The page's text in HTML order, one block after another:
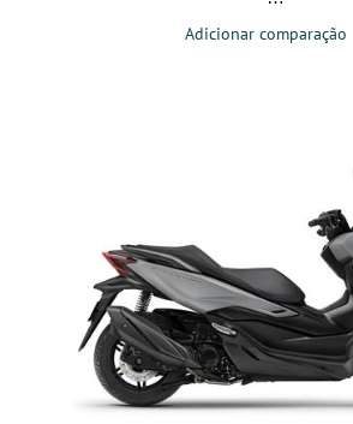
Adicionar comparação